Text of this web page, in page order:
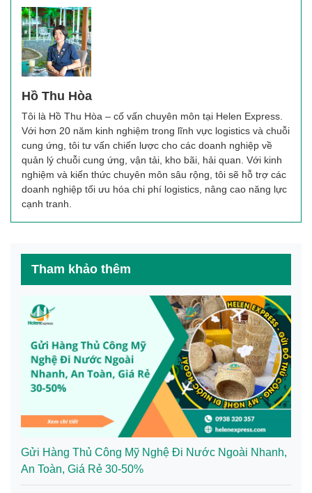
Hồ Thu Hòa
Tôi là Hồ Thu Hòa – cố vấn chuyên môn tại Helen Express.
Với hơn 20 năm kinh nghiệm trong lĩnh vực logistics và chuỗi
cung ứng, tôi tư vấn chiến lược cho các doanh nghiệp về
quản lý chuỗi cung ứng, vận tải, kho bãi, hải quan. Với kinh
nghiệm và kiến thức chuyên môn sâu rộng, tôi sẽ hỗ trợ các
doanh nghiệp tối ưu hóa chi phí logistics, nâng cao năng lực
cạnh tranh.
Tham khảo thêm
Gửi Hàng Thủ Công Mỹ Nghệ Đi Nước Ngoài Nhanh,
An Toàn, Giá Rẻ 30-50%